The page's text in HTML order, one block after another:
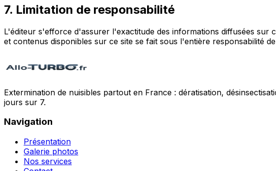
7. Limitation de responsabilité
L'éditeur s'efforce d'assurer l'exactitude des informations diffusées
et contenus disponibles sur ce site se fait sous l'entière responsabilité
Extermination de nuisibles partout en France : dératisation,
jours sur 7.
Navigation
Présentation
Galerie photos
Nos services